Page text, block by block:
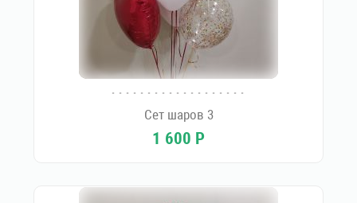
Сет шаров 3
1 600 Р